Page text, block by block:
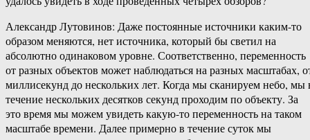
Александр Лутовинов: Даже постоянные источники каким-то
образом меняются, нет источника, который бы светил на
абсолютно одинаковом уровне. Соответственно, переменность
от разных объектов может наблюдаться на разных масштабах,
миллисекунд до нескольких лет. Когда мы сканируем небо, мы
течение нескольких десятков секунд проходим по объекту. За
это время мы можем увидеть какую-то переменность на таком
масштабе времени. Далее примерно в течение суток мы